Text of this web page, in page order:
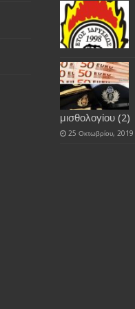
μισθολογίου (2)
25 Οκτωβρίου, 2019